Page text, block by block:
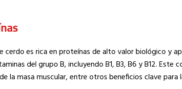
cerdo es rica en proteínas de alto valor biológico y
del grupo B, incluyendo B1, B3, B6 y B12. Este
la masa muscular, entre otros beneficios clave para